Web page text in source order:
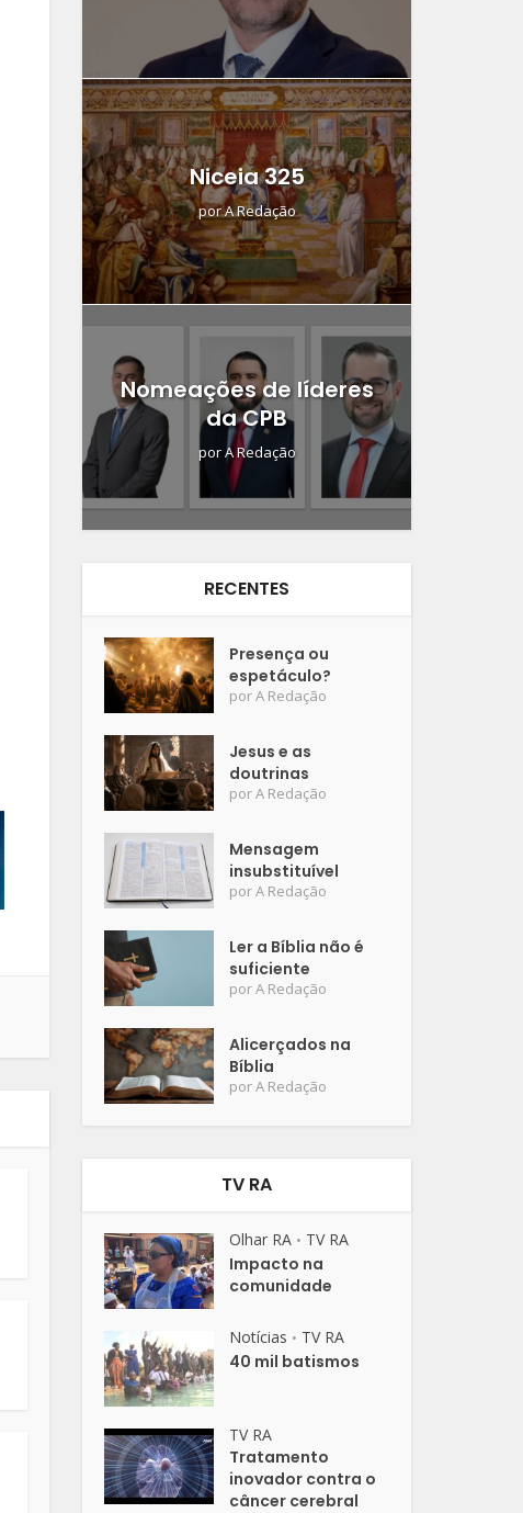
Niceia 325
porA Redação
Nomeações de líderes
da CPB
porA Redação
RECENTES
Presença ou
espetáculo?
porA Redação
Jesus e as
doutrinas
porA Redação
Mensagem
insubstituível
porA Redação
Ler a Bíblia não é
suficiente
porA Redação
Alicerçados na
Bíblia
porA Redação
TV RA
Olhar RA • TV RA
Impacto na
comunidade
Notícias • TV RA
40 mil batismos
TV RA
Tratamento
inovador contra o
câncer cerebral